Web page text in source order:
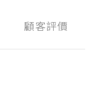
顧客評價